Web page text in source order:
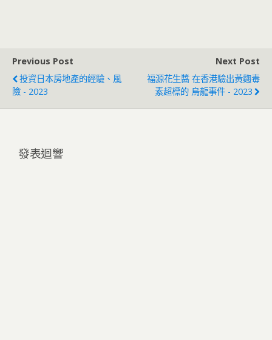
Previous Post
投資日本房地產的經驗、風
險 - 2023
Next Post
福源花生醬 在香港驗出黃麴毒
素超標的 烏龍事件 - 2023
發表迴響